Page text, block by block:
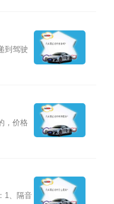
到驾驶
，价格
1、隔音